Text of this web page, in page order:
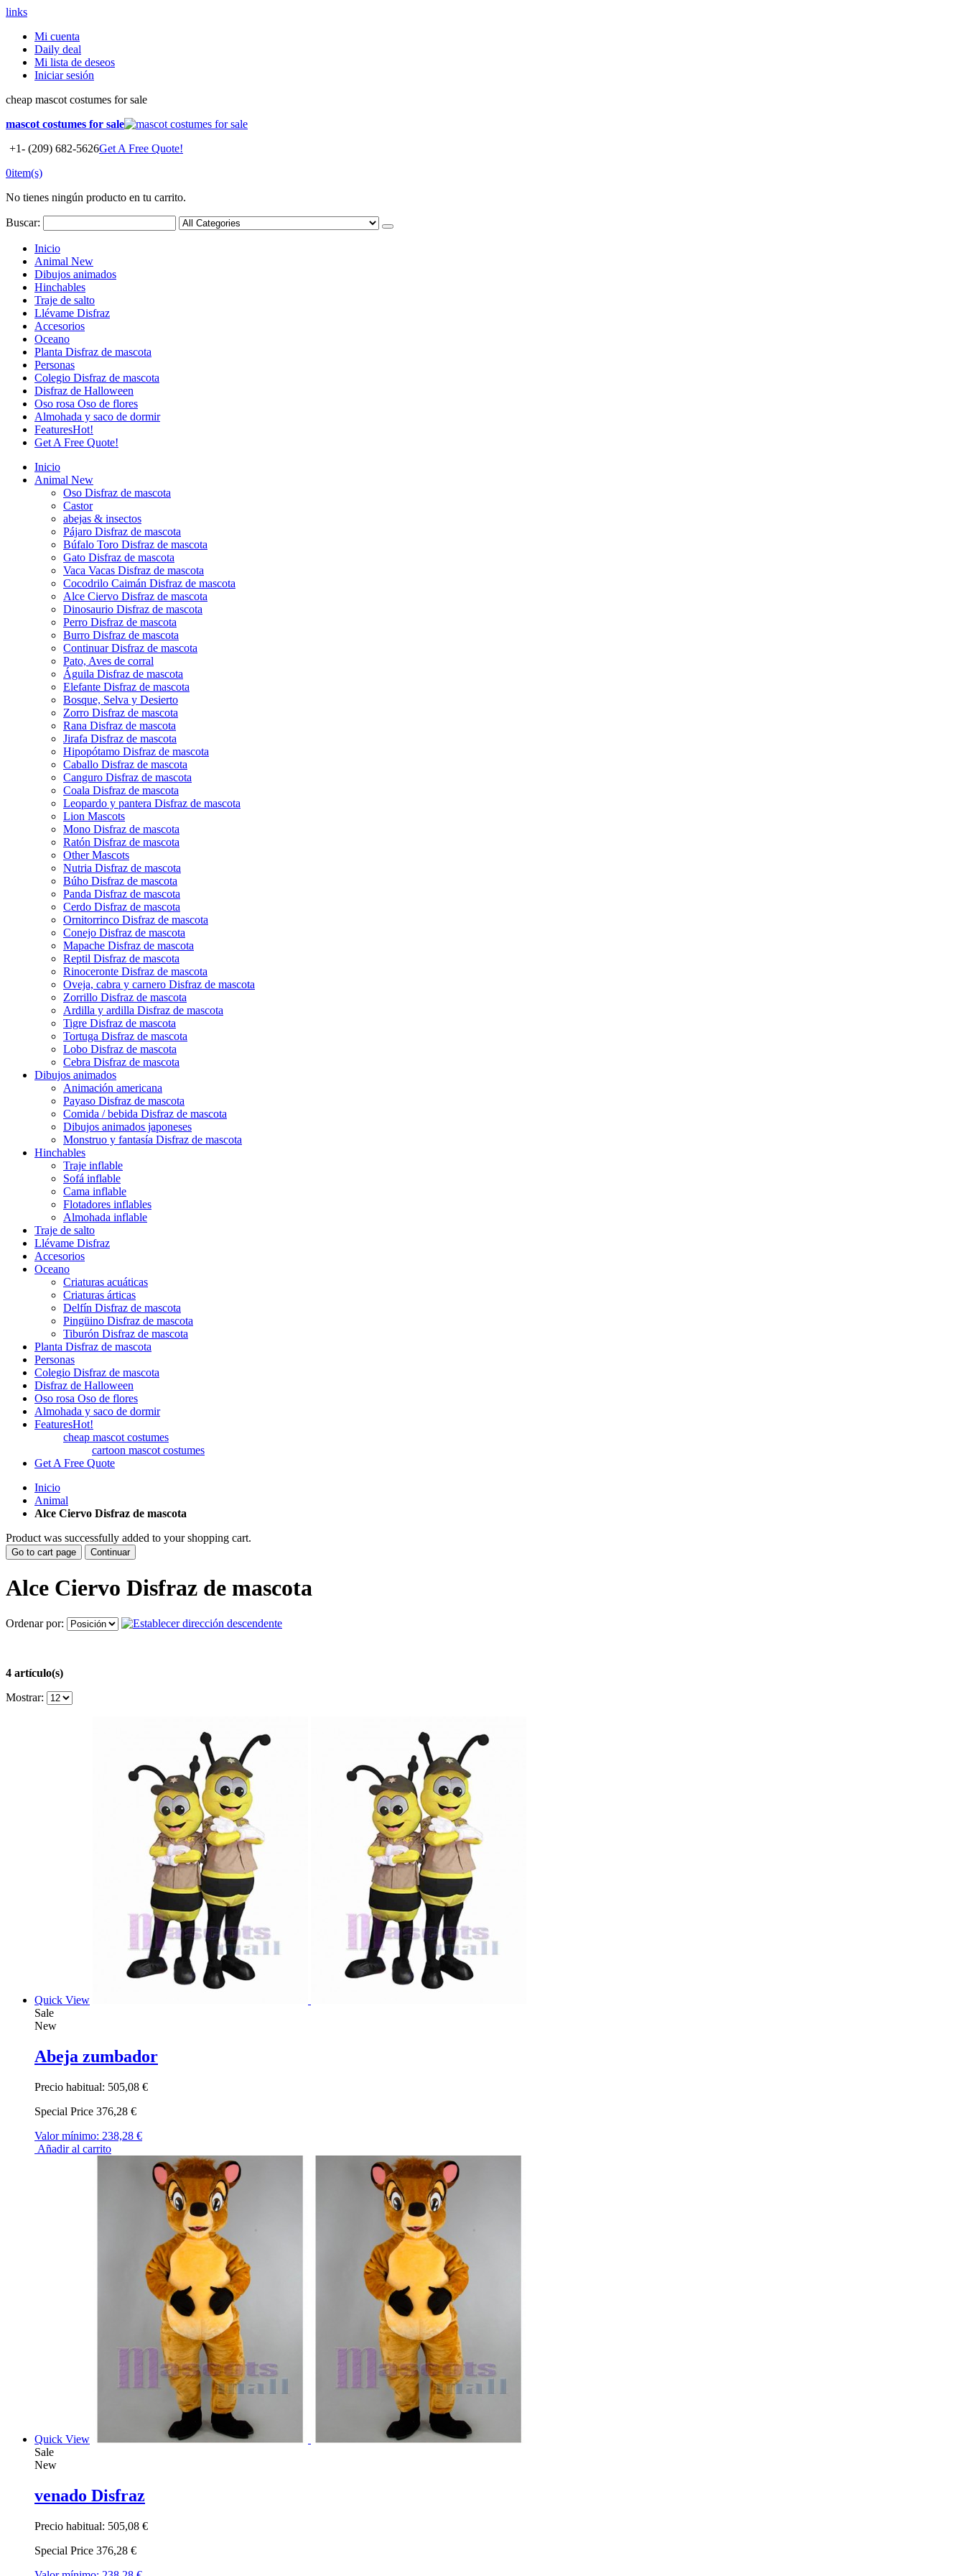
links
Mi cuenta
Daily deal
Mi lista de deseos
Iniciar sesión
cheap mascot costumes for sale
mascot costumes for sale
+1- (209) 682-5626Get A Free Quote!
0item(s)
No tienes ningún producto en tu carrito.
Buscar:
Inicio
Animal New
Dibujos animados
Hinchables
Traje de salto
Llévame Disfraz
Accesorios
Oceano
Planta Disfraz de mascota
Personas
Colegio Disfraz de mascota
Disfraz de Halloween
Oso rosa Oso de flores
Almohada y saco de dormir
FeaturesHot!
Get A Free Quote!
Inicio
Animal New
Oso Disfraz de mascota
Castor
abejas & insectos
Pájaro Disfraz de mascota
Búfalo Toro Disfraz de mascota
Gato Disfraz de mascota
Vaca Vacas Disfraz de mascota
Cocodrilo Caimán Disfraz de mascota
Alce Ciervo Disfraz de mascota
Dinosaurio Disfraz de mascota
Perro Disfraz de mascota
Burro Disfraz de mascota
Continuar Disfraz de mascota
Pato, Aves de corral
Águila Disfraz de mascota
Elefante Disfraz de mascota
Bosque, Selva y Desierto
Zorro Disfraz de mascota
Rana Disfraz de mascota
Jirafa Disfraz de mascota
Hipopótamo Disfraz de mascota
Caballo Disfraz de mascota
Canguro Disfraz de mascota
Coala Disfraz de mascota
Leopardo y pantera Disfraz de mascota
Lion Mascots
Mono Disfraz de mascota
Ratón Disfraz de mascota
Other Mascots
Nutria Disfraz de mascota
Búho Disfraz de mascota
Panda Disfraz de mascota
Cerdo Disfraz de mascota
Ornitorrinco Disfraz de mascota
Conejo Disfraz de mascota
Mapache Disfraz de mascota
Reptil Disfraz de mascota
Rinoceronte Disfraz de mascota
Oveja, cabra y carnero Disfraz de mascota
Zorrillo Disfraz de mascota
Ardilla y ardilla Disfraz de mascota
Tigre Disfraz de mascota
Tortuga Disfraz de mascota
Lobo Disfraz de mascota
Cebra Disfraz de mascota
Dibujos animados
Animación americana
Payaso Disfraz de mascota
Comida / bebida Disfraz de mascota
Dibujos animados japoneses
Monstruo y fantasía Disfraz de mascota
Hinchables
Traje inflable
Sofá inflable
Cama inflable
Flotadores inflables
Almohada inflable
Traje de salto
Llévame Disfraz
Accesorios
Oceano
Criaturas acuáticas
Criaturas árticas
Delfín Disfraz de mascota
Pingüino Disfraz de mascota
Tiburón Disfraz de mascota
Planta Disfraz de mascota
Personas
Colegio Disfraz de mascota
Disfraz de Halloween
Oso rosa Oso de flores
Almohada y saco de dormir
FeaturesHot!
cheap mascot costumes
cartoon mascot costumes
Get A Free Quote
Inicio
Animal
Alce Ciervo Disfraz de mascota
Product was successfully added to your shopping cart.
Go to cart page Continuar
Alce Ciervo Disfraz de mascota
Ordenar por:
4 artículo(s)
Mostrar:
Quick View
Sale
New
Abeja zumbador
Precio habitual: 505,08 €
Special Price 376,28 €
Valor mínimo: 238,28 €
Añadir al carrito
Quick View
Sale
New
venado Disfraz
Precio habitual: 505,08 €
Special Price 376,28 €